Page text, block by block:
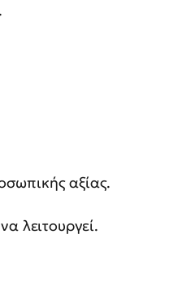
αξίας.
λειτουργεί.